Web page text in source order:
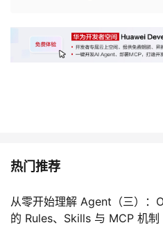
课
的
我
术
云
热门推荐
从零开始理解 Agent（三）
的 Rules、Skills 与 MCP 机制